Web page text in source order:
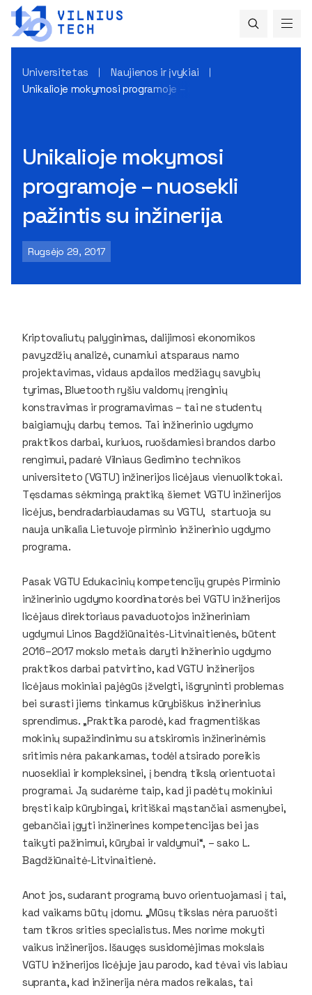
Universitetas
Naujienos ir įvykiai
Unikalioje mokymosi programoje – nuosekli pažintis su
Unikalioje mokymosi
programoje – nuosekli
pažintis su inžinerija
Rugsėjo 29, 2017
Kriptovaliutų palyginimas, dalijimosi ekonomikos
pavyzdžių analizė, cunamiui atsparaus namo
projektavimas, vidaus apdailos medžiagų savybių
tyrimas, Bluetooth ryšiu valdomų įrenginių
konstravimas ir programavimas – tai ne studentų
baigiamųjų darbų temos. Tai inžinerinio ugdymo
praktikos darbai, kuriuos, ruošdamiesi brandos darbo
rengimui, padarė Vilniaus Gedimino technikos
universiteto (VGTU) inžinerijos licėjaus vienuoliktokai.
Tęsdamas sėkmingą praktiką šiemet VGTU inžinerijos
licėjus, bendradarbiaudamas su VGTU, startuoja su
nauja unikalia Lietuvoje pirminio inžinerinio ugdymo
programa.
Pasak VGTU Edukacinių kompetencijų grupės Pirminio
inžinerinio ugdymo koordinatorės bei VGTU inžinerijos
licėjaus direktoriaus pavaduotojos inžineriniam
ugdymui Linos Bagdžiūnaitės-Litvinaitienės, būtent
2016–2017 mokslo metais daryti Inžinerinio ugdymo
praktikos darbai patvirtino, kad VGTU inžinerijos
licėjaus mokiniai pajėgūs įžvelgti, išgryninti problemas
bei surasti jiems tinkamus kūrybiškus inžinerinius
sprendimus. „Praktika parodė, kad fragmentiškas
mokinių supažindinimu su atskiromis inžinerinėmis
sritimis nėra pakankamas, todėl atsirado poreikis
nuosekliai ir kompleksinei, į bendrą tikslą orientuotai
programai. Ją sudarėme taip, kad ji padėtų mokiniui
bręsti kaip kūrybingai, kritiškai mąstančiai asmenybei,
gebančiai įgyti inžinerines kompetencijas bei jas
taikyti pažinimui, kūrybai ir valdymui“, – sako L.
Bagdžiūnaitė-Litvinaitienė.
Anot jos, sudarant programą buvo orientuojamasi į tai,
kad vaikams būtų įdomu. „Mūsų tikslas nėra paruošti
tam tikros srities specialistus. Mes norime mokyti
vaikus inžinerijos. Išaugęs susidomėjimas mokslais
VGTU inžinerijos licėjuje jau parodo, kad tėvai vis labiau
supranta, kad inžinerija nėra mados reikalas, tai